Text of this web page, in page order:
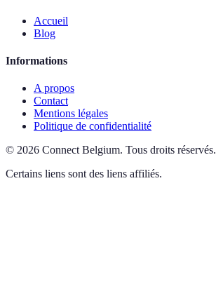
Accueil
Blog
Informations
A propos
Contact
Mentions légales
Politique de confidentialité
© 2026 Connect Belgium. Tous droits réservés.
Certains liens sont des liens affiliés.